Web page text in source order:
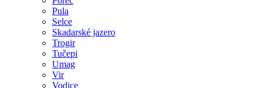
Pula
Selce
Skadarské jazero
Trogir
Tučepi
Umag
Vir
Vodice